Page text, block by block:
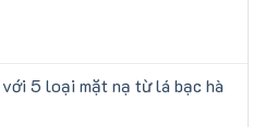
với 5 loại mặt nạ từ lá bạc hà